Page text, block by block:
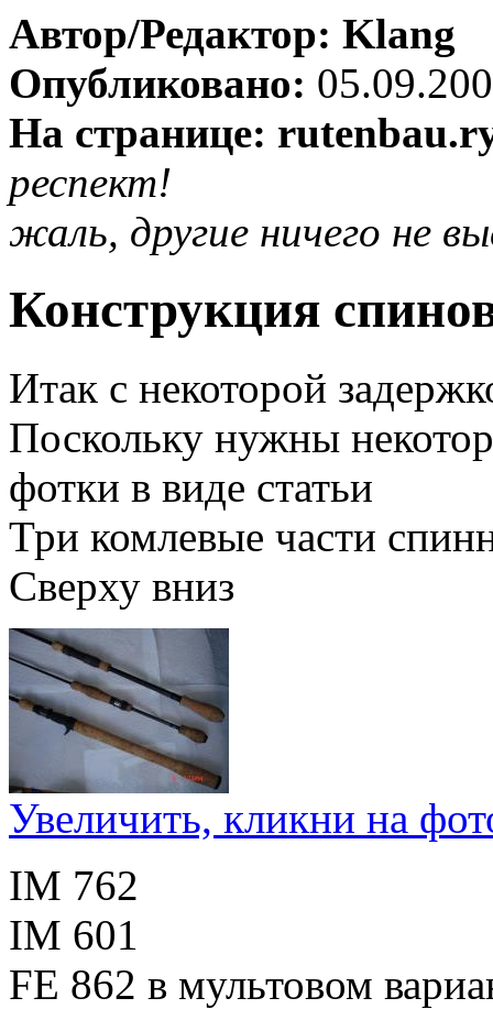
Автор/Редактор: Klang
Опубликовано:
На странице:
респект!
жаль, другие ничего не
Конструкция
Итак с некоторой
Поскольку нужны
фотки в виде статьи
Три комлевые части
Сверху вниз
Увеличить, кликни на
IM 762
IM 601
FE 862 в мультовом